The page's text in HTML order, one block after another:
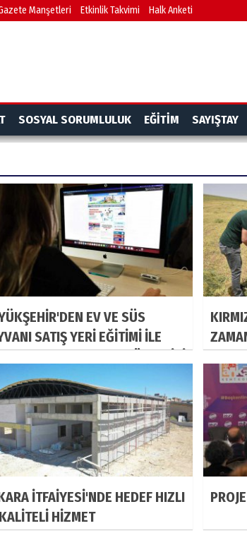
Manşetleri Etkinlik Takvimi Halk Anketi
SOSYAL SORUMLULUK EĞİTİM SAYIŞTAY
EV VE SÜS
SATIŞ YERİ EĞİTİMİ İLE
İTFAİYESİ'NDE HEDEF HIZLI
HİZMET